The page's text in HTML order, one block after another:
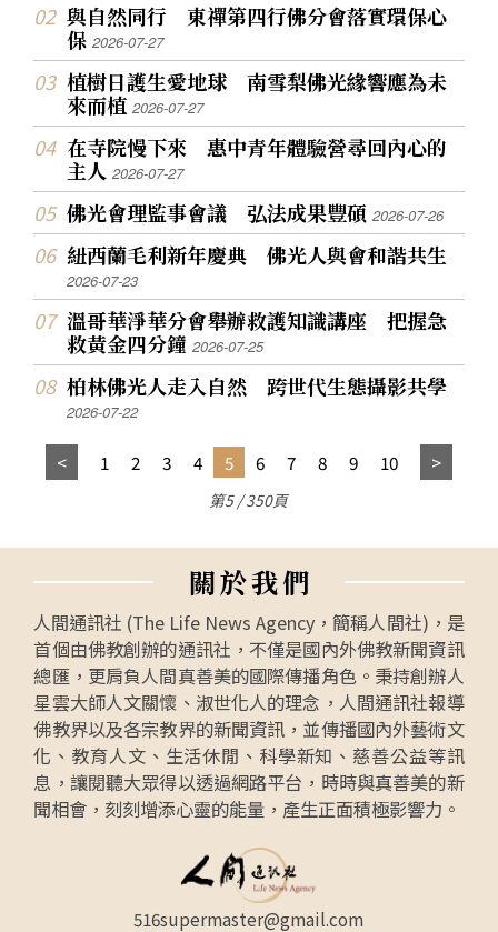
與自然同行 東禪第四行佛分會落實環保心
保2026-07-27
植樹日護生愛地球 南雪梨佛光緣響應為未
來而植2026-07-27
在寺院慢下來 惠中青年體驗營尋回內心的
主人2026-07-27
佛光會理監事會議 弘法成果豐碩2026-07-26
紐西蘭毛利新年慶典 佛光人與會和諧共生
2026-07-23
溫哥華淨華分會舉辦救護知識講座 把握急
救黃金四分鐘2026-07-25
柏林佛光人走入自然 跨世代生態攝影共學
2026-07-22
1 2 3 4 5 6 7 8 9 10
第5 / 350頁
關於我們
人間通訊社 (The Life News Agency，簡稱人間社)，是
首個由佛教創辦的通訊社，不僅是國內外佛教新聞資訊
總匯，更肩負人間真善美的國際傳播角色。秉持創辦人
星雲大師人文關懷、淑世化人的理念，人間通訊社報導
佛教界以及各宗教界的新聞資訊，並傳播國內外藝術文
化、教育人文、生活休閒、科學新知、慈善公益等訊
息，讓閱聽大眾得以透過網路平台，時時與真善美的新
聞相會，刻刻增添心靈的能量，產生正面積極影響力。
516supermaster@gmail.com